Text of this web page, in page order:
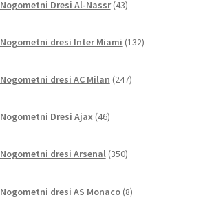
Nogometni Dresi Al-Nassr 43izdelkov
Nogometni dresi Inter Miami 132izdelkov
Nogometni dresi AC Milan 247izdelkov
Nogometni Dresi Ajax 46izdelkov
Nogometni dresi Arsenal 350izdelkov
Nogometni dresi AS Monaco 8izdelkov